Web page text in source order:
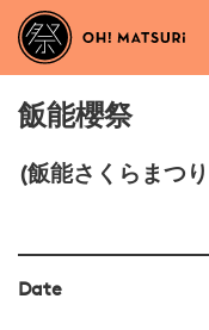
飯能櫻祭
(飯能さくらまつ
Date